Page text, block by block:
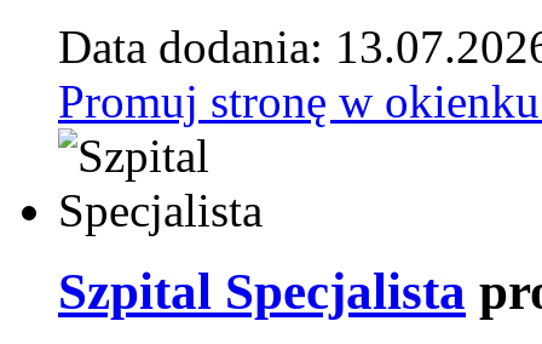
Data dodania:
Promuj stronę w
Szpital Specjalista